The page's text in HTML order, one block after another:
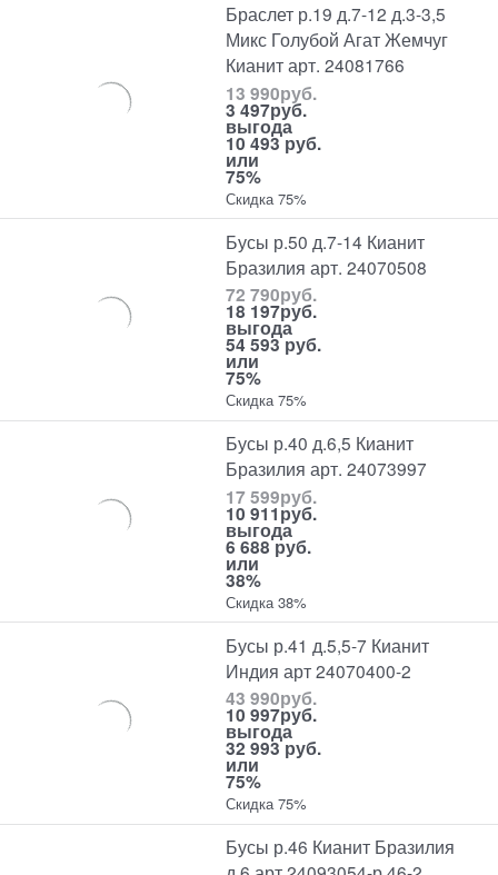
Браслет р.19 д.7-12 д.3-3,5
Микс Голубой Агат Жемчуг
Кианит арт. 24081766
13 990руб.
3 497руб.
выгода
10 493 руб.
или
75%
Скидка 75%
Бусы р.50 д.7-14 Кианит
Бразилия арт. 24070508
72 790руб.
18 197руб.
выгода
54 593 руб.
или
75%
Скидка 75%
Бусы р.40 д.6,5 Кианит
Бразилия арт. 24073997
17 599руб.
10 911руб.
выгода
6 688 руб.
или
38%
Скидка 38%
Бусы р.41 д.5,5-7 Кианит
Индия арт 24070400-2
43 990руб.
10 997руб.
выгода
32 993 руб.
или
75%
Скидка 75%
Бусы р.46 Кианит Бразилия